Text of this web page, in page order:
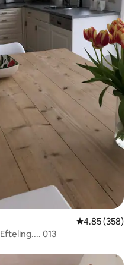
レビュー358
4.85 (358)
Tilburg Reeshof, University, Efteling.... 013